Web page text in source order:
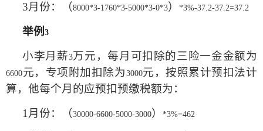
3月份：（8000*3-1760*3-5000*3-0*3） *3%-37.2-37.2=37.2
举例 3
小李月薪3万元，每月可扣除的三险一金金额为
6600元，专项附加扣除为 3000元，按照累计预扣法计
算，他每个月的应预扣预缴税额为：
1 月份：（30000-6600-5000-3000） *3%=462